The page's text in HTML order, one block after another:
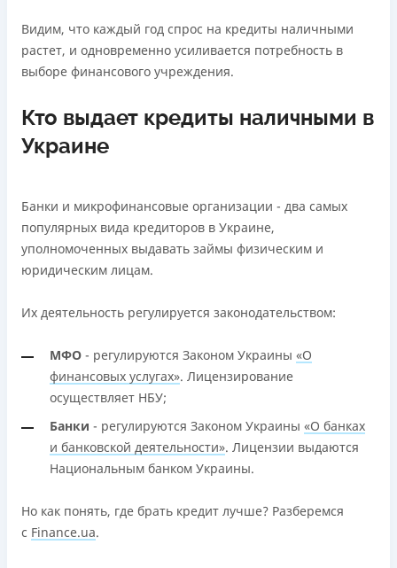
Видим, что каждый год спрос на кредиты наличными
растет, и одновременно усиливается потребность в
выборе финансового учреждения.
Кто выдает кредиты наличными в
Украине
Банки и микрофинансовые организации - два самых
популярных вида кредиторов в Украине,
уполномоченных выдавать займы физическим и
юридическим лицам.
Их деятельность регулируется законодательством:
МФО - регулируются Законом Украины «О
финансовых услугах». Лицензирование
осуществляет НБУ;
Банки - регулируются Законом Украины «О банках
и банковской деятельности». Лицензии выдаются
Национальным банком Украины.
Но как понять, где брать кредит лучше? Разберемся
с Finance.ua.